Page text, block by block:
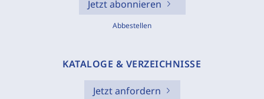
Jetzt abonnieren
Abbestellen
KATALOGE & VERZEICHNISSE
Jetzt anfordern